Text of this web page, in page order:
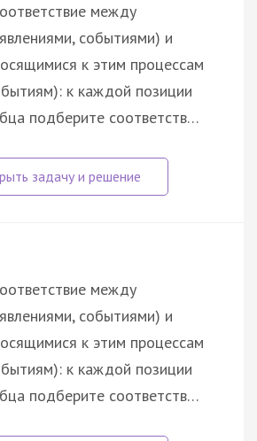
между
событиями) и
к этим процессам
к каждой позиции
подберите соответств…
между
событиями) и
к этим процессам
к каждой позиции
подберите соответств…